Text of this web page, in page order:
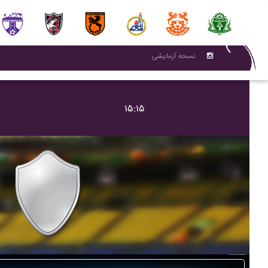
نسحه آزمایشی
۱۵:۱۵